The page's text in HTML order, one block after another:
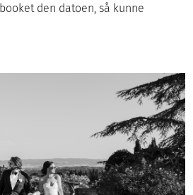
den datoen, så kunne